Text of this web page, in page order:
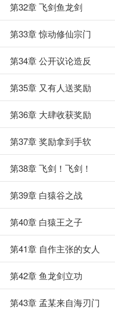
第32章 飞剑鱼龙剑
第33章 惊动修仙宗门
第34章 公开议论造反
第35章 又有人送奖励
第36章 大肆收获奖励
第37章 奖励拿到手软
第38章 飞剑！飞剑！
第39章 白猿谷之战
第40章 白猿王之子
第41章 自作主张的女人
第42章 鱼龙剑立功
第43章 孟某来自海刃门